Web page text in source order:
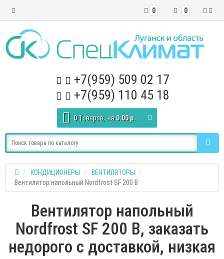
0
0
+7(959) 509 02 17
+7(959) 110 45 18
0 Tоваров, на 0.00 р.
КОНДИЦИОНЕРЫ
ВЕНТИЛЯТОРЫ
Вентилятор напольный Nordfrost SF 200 B
Вентилятор напольный
Nordfrost SF 200 B, заказать
недорого с доставкой, низкая